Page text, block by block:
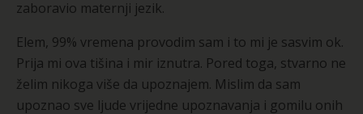
zaboravio maternji jezik.
Elem, 99% vremena provodim sam i to mi je sasvim ok.
Prija mi ova tišina i mir iznutra. Pored toga, stvarno ne
želim nikoga više da upoznajem. Mislim da sam
upoznao sve ljude vrijedne upoznavanja i gomilu onih